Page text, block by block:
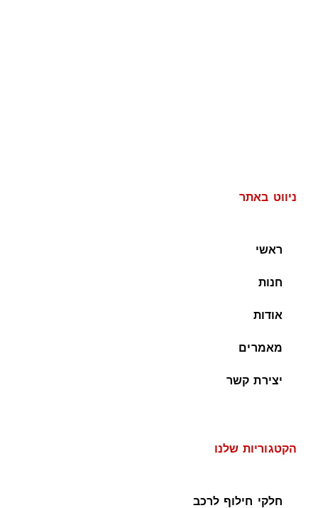
ניווט באתר
ראשי
חנות
אודות
מאמרים
יצירת קשר
הקטגוריות שלנו
חלקי חילוף לרכב